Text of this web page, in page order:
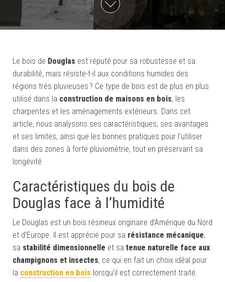
Le bois de Douglas est réputé pour sa robustesse et sa
durabilité, mais résiste-t-il aux conditions humides des
régions très pluvieuses ? Ce type de bois est de plus en plus
utilisé dans la construction de maisons en bois, les
charpentes et les aménagements extérieurs. Dans cet
article, nous analysons ses caractéristiques, ses avantages
et ses limites, ainsi que les bonnes pratiques pour l’utiliser
dans des zones à forte pluviométrie, tout en préservant sa
longévité.
Caractéristiques du bois de
Douglas face à l’humidité
Le Douglas est un bois résineux originaire d’Amérique du Nord
et d’Europe. Il est apprécié pour sa résistance mécanique,
sa stabilité dimensionnelle et sa tenue naturelle face aux
champignons et insectes, ce qui en fait un choix idéal pour
la construction en bois lorsqu’il est correctement traité.